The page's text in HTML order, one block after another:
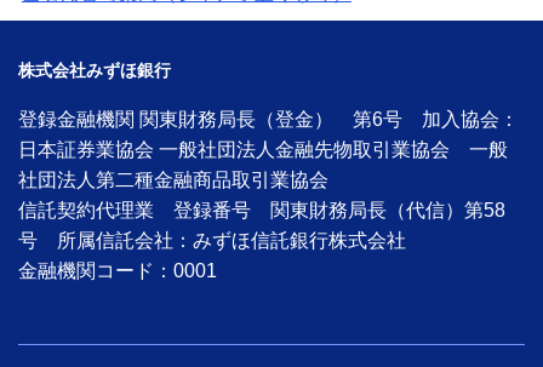
株式会社みずほ銀行
登録金融機関 関東財務局長（登金） 第6号 加入協会：
日本証券業協会 一般社団法人金融先物取引業協会 一般
社団法人第二種金融商品取引業協会
信託契約代理業 登録番号 関東財務局長（代信）第58
号 所属信託会社：みずほ信託銀行株式会社
金融機関コード：0001